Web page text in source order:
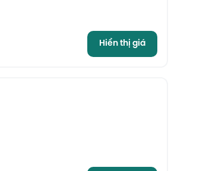
Hiển thị giá